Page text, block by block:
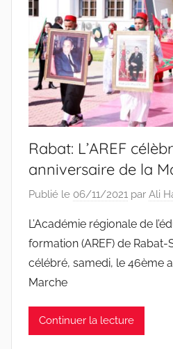
Rabat: L’AREF
anniversaire de la
Publié le 06/11/2021 par Ali
L’Académie régionale de
formation (AREF) de Rabat-
célébré, samedi, le 46ème
Marche
Continuer la lecture